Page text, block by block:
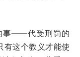
事——代受刑罚的
这个教义才能使